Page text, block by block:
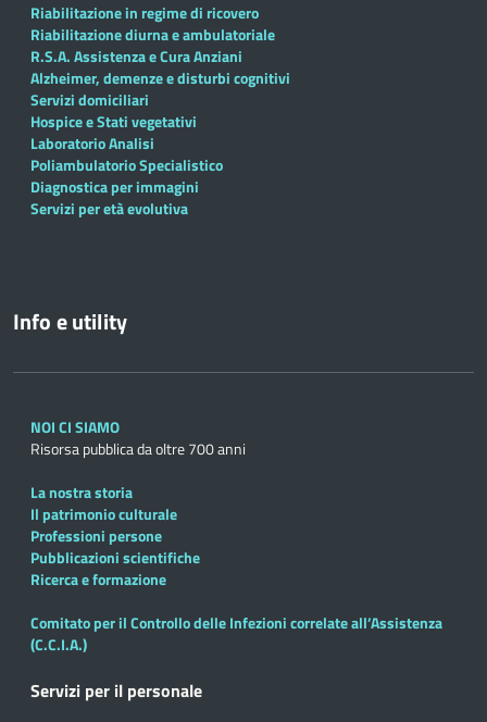
Riabilitazione in regime di ricovero
Riabilitazione diurna e ambulatoriale
R.S.A. Assistenza e Cura Anziani
Alzheimer, demenze e disturbi cognitivi
Servizi domiciliari
Hospice e Stati vegetativi
Laboratorio Analisi
Poliambulatorio Specialistico
Diagnostica per immagini
Servizi per età evolutiva
Info e utility
NOI CI SIAMO
Risorsa pubblica da oltre 700 anni
La nostra storia
Il patrimonio culturale
Professioni persone
Pubblicazioni scientifiche
Ricerca e formazione
Comitato per il Controllo delle Infezioni correlate all’Assistenza
(C.C.I.A.)
Servizi per il personale